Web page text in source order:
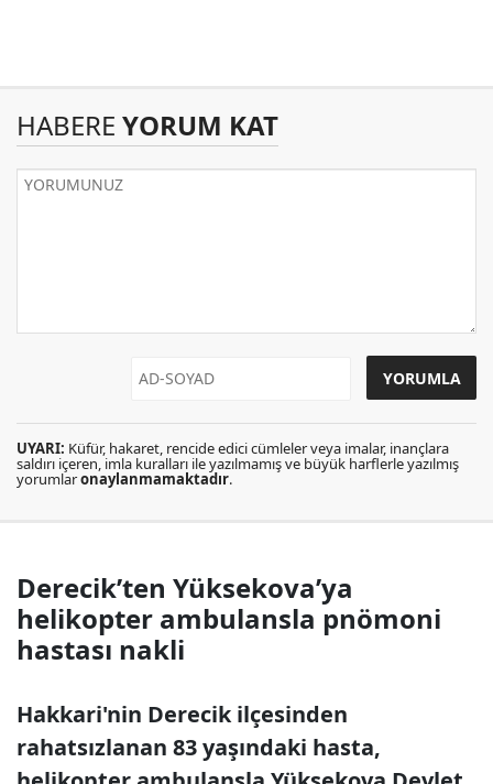
HABERE YORUM KAT
UYARI: Küfür, hakaret, rencide edici cümleler veya imalar, inançlara
saldırı içeren, imla kuralları ile yazılmamış ve büyük harflerle yazılmış
yorumlaronaylanmamaktadır.
Derecik’ten Yüksekova’ya
helikopter ambulansla pnömoni
hastası nakli
Hakkari'nin Derecik ilçesinden
rahatsızlanan 83 yaşındaki hasta,